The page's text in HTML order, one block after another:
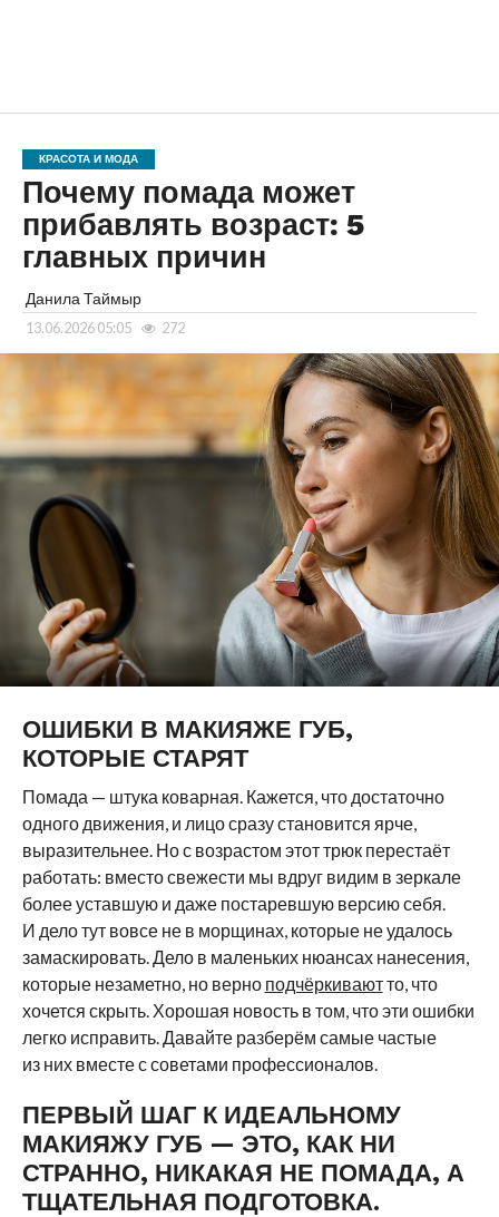
КРАСОТА И МОДА
Почему помада может
прибавлять возраст: 5
главных причин
Данила Таймыр
13.06.2026 05:05 272
ОШИБКИ В МАКИЯЖЕ ГУБ,
КОТОРЫЕ СТАРЯТ
Помада — штука коварная. Кажется, что достаточно
одного движения, и лицо сразу становится ярче,
выразительнее. Но с возрастом этот трюк перестаёт
работать: вместо свежести мы вдруг видим в зеркале
более уставшую и даже постаревшую версию себя.
И дело тут вовсе не в морщинах, которые не удалось
замаскировать. Дело в маленьких нюансах нанесения,
которые незаметно, но верно подчёркиваютто, что
хочется скрыть. Хорошая новость в том, что эти ошибки
легко исправить. Давайте разберём самые частые
из них вместе с советами профессионалов.
ПЕРВЫЙ ШАГ К ИДЕАЛЬНОМУ
МАКИЯЖУ ГУБ — ЭТО, КАК НИ
СТРАННО, НИКАКАЯ НЕ ПОМАДА, А
ТЩАТЕЛЬНАЯ ПОДГОТОВКА.